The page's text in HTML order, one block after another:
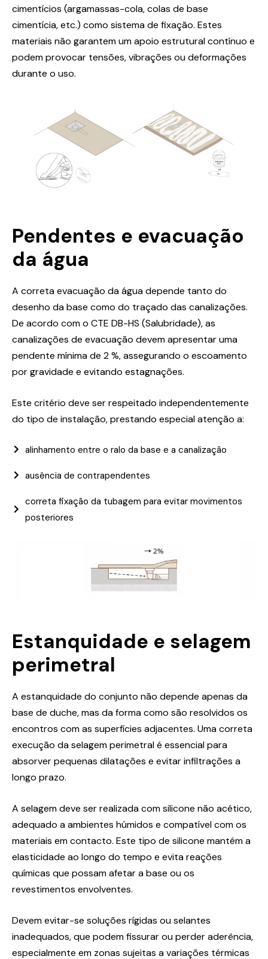
cimentícios (argamassas-cola, colas de base
cimentícia, etc.) como sistema de fixação. Estes
materiais não garantem um apoio estrutural contínuo e
podem provocar tensões, vibrações ou deformações
durante o uso.
Pendentes e evacuação
da água
A correta evacuação da água depende tanto do
desenho da base como do traçado das canalizações.
De acordo com o CTE DB-HS (Salubridade), as
canalizações de evacuação devem apresentar uma
pendente mínima de 2 %, assegurando o escoamento
por gravidade e evitando estagnações.
Este critério deve ser respeitado independentemente
do tipo de instalação, prestando especial atenção a:
alinhamento entre o ralo da base e a canalização
ausência de contrapendentes
correta fixação da tubagem para evitar movimentos
posteriores
Estanquidade e selagem
perimetral
A estanquidade do conjunto não depende apenas da
base de duche, mas da forma como são resolvidos os
encontros com as superfícies adjacentes. Uma correta
execução da selagem perimetral é essencial para
absorver pequenas dilatações e evitar infiltrações a
longo prazo.
A selagem deve ser realizada com silicone não acético,
adequado a ambientes húmidos e compatível com os
materiais em contacto. Este tipo de silicone mantém a
elasticidade ao longo do tempo e evita reações
químicas que possam afetar a base ou os
revestimentos envolventes.
Devem evitar-se soluções rígidas ou selantes
inadequados, que podem fissurar ou perder aderência,
especialmente em zonas sujeitas a variações térmicas